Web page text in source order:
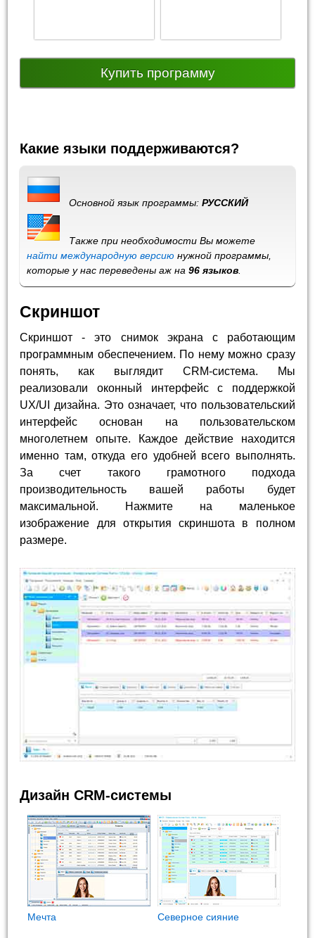
Купить программу
Какие языки поддерживаются?
Основной язык программы:РУССКИЙ
Также при необходимости Вы можете
найти международную версию нужной программы,
которые у нас переведены аж на96 языков
Скриншот
Скриншот - это снимок экрана с работающим
программным обеспечением. По нему можно сразу
понять, как выглядит CRM-система. Мы
реализовали оконный интерфейс с поддержкой
UX/UI дизайна. Это означает, что пользовательский
интерфейс основан на пользовательском
многолетнем опыте. Каждое действие находится
именно там, откуда его удобней всего выполнять.
За счет такого грамотного подхода
производительность вашей работы будет
максимальной. Нажмите на маленькое
изображение для открытия скриншота в полном
размере.
Дизайн CRM-системы
Мечта Северное сияние